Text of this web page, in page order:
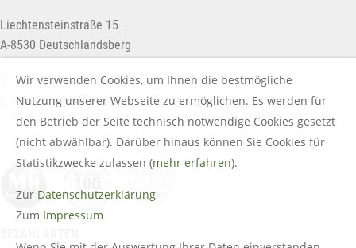
Liechtensteinstraße 15
A-8530 Deutschlandsberg
T. +43 (0) 3462 2222
info@holztreff.at
Wir verwenden Cookies, um Ihnen die bestmögliche
Nutzung unserer Webseite zu ermöglichen. Es werden für
den Betrieb der Seite technisch notwendige Cookies gesetzt
(nicht abwählbar). Darüber hinaus können Sie Cookies für
Statistikzwecke zulassen (mehr erfahren).
Zur Datenschutzerklärung
Zum Impressum